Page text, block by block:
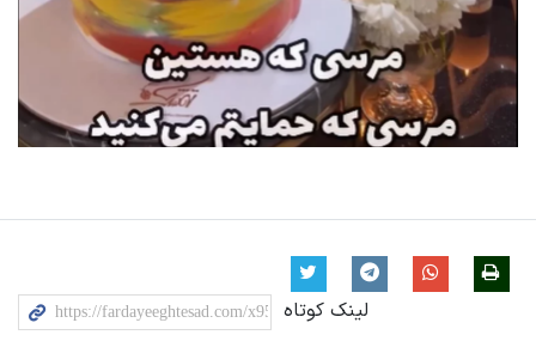
لینک کوتاه